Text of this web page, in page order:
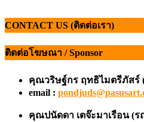
CONTACT US (ติดต่อเรา)
ติดต่อโฆษณา / Sponsor
คุณวริษฐ์กร ฤทธิไมตรีภัสร์
email :
คุณปนัดดา เตจ๊ะมาเรือน (ร